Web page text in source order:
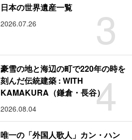
3
日本の世界遺産一覧
2026.07.26
4
豪雪の地と海辺の町で220年の時を
刻んだ伝統建築 : WITH
KAMAKURA（鎌倉・長谷）
2026.08.04
唯一の「外国人歌人」カン・ハン